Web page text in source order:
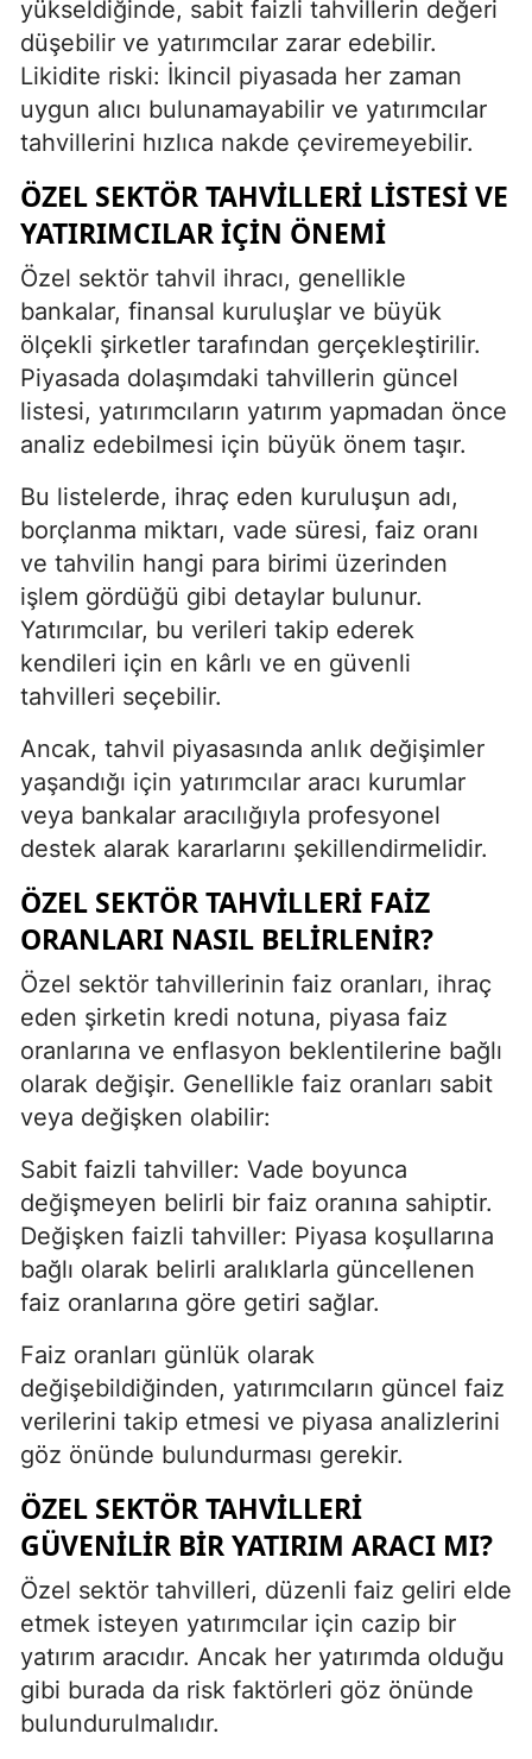
yükseldiğinde, sabit faizli tahvillerin değeri
düşebilir ve yatırımcılar zarar edebilir.
Likidite riski: İkincil piyasada her zaman
uygun alıcı bulunamayabilir ve yatırımcılar
tahvillerini hızlıca nakde çeviremeyebilir.
ÖZEL SEKTÖR TAHVILLERI LISTESI VE
YATIRIMCILAR İÇIN ÖNEMI
Özel sektör tahvil ihracı, genellikle
bankalar, finansal kuruluşlar ve büyük
ölçekli şirketler tarafından gerçekleştirilir.
Piyasada dolaşımdaki tahvillerin güncel
listesi, yatırımcıların yatırım yapmadan önce
analiz edebilmesi için büyük önem taşır.
Bu listelerde, ihraç eden kuruluşun adı,
borçlanma miktarı, vade süresi, faiz oranı
ve tahvilin hangi para birimi üzerinden
işlem gördüğü gibi detaylar bulunur.
Yatırımcılar, bu verileri takip ederek
kendileri için en kârlı ve en güvenli
tahvilleri seçebilir.
Ancak, tahvil piyasasında anlık değişimler
yaşandığı için yatırımcılar aracı kurumlar
veya bankalar aracılığıyla profesyonel
destek alarak kararlarını şekillendirmelidir.
ÖZEL SEKTÖR TAHVILLERI FAIZ
ORANLARI NASIL BELIRLENIR?
Özel sektör tahvillerinin faiz oranları, ihraç
eden şirketin kredi notuna, piyasa faiz
oranlarına ve enflasyon beklentilerine bağlı
olarak değişir. Genellikle faiz oranları sabit
veya değişken olabilir:
Sabit faizli tahviller: Vade boyunca
değişmeyen belirli bir faiz oranına sahiptir.
Değişken faizli tahviller: Piyasa koşullarına
bağlı olarak belirli aralıklarla güncellenen
faiz oranlarına göre getiri sağlar.
Faiz oranları günlük olarak
değişebildiğinden, yatırımcıların güncel faiz
verilerini takip etmesi ve piyasa analizlerini
göz önünde bulundurması gerekir.
ÖZEL SEKTÖR TAHVILLERI
GÜVENILIR BIR YATIRIM ARACI MI?
Özel sektör tahvilleri, düzenli faiz geliri elde
etmek isteyen yatırımcılar için cazip bir
yatırım aracıdır. Ancak her yatırımda olduğu
gibi burada da risk faktörleri göz önünde
bulundurulmalıdır.